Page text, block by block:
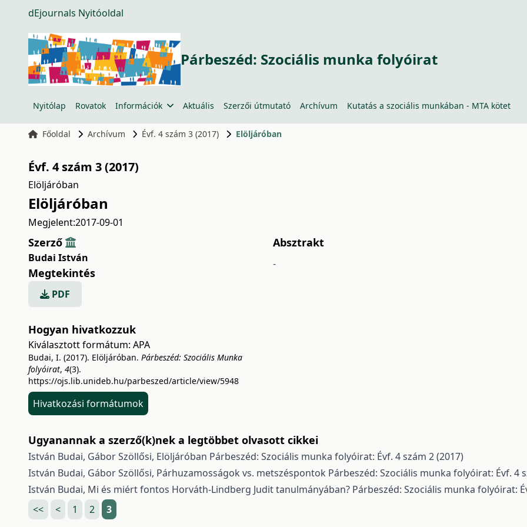
dEjournals Nyitóoldal
Párbeszéd: Szociális munka folyóirat
Nyitólap Rovatok Információk Aktuális Szerzői útmutató Archívum Kutatás a szociális munkában - MTA kötet
Főoldal Archívum Évf. 4 szám 3 (2017) Elöljáróban
Évf. 4 szám 3 (2017)
Elöljáróban
Elöljáróban
Megjelent:2017-09-01
Szerző
Budai István
Megtekintés
PDF
Hogyan hivatkozzuk
Kiválasztott formátum: APA
Budai, I. (2017). Elöljáróban. Párbeszéd: Szociális Munka
folyóirat, 4(3).
https://ojs.lib.unideb.hu/parbeszed/article/view/5948
Hivatkozási formátumok
Absztrakt
-
Ugyanannak a szerző(k)nek a legtöbbet olvasott cikkei
István Budai, Gábor Szöllősi, Elöljáróban Párbeszéd: Szociális munka folyóirat: Évf. 4 szám 2 (2017)
István Budai, Gábor Szöllősi, Párhuzamosságok vs. metszéspontok Párbeszéd: Szociális munka folyóirat: Évf. 4
István Budai, Mi és miért fontos Horváth-Lindberg Judit tanulmányában? Párbeszéd: Szociális munka folyóirat:
<<
< 1 2 3